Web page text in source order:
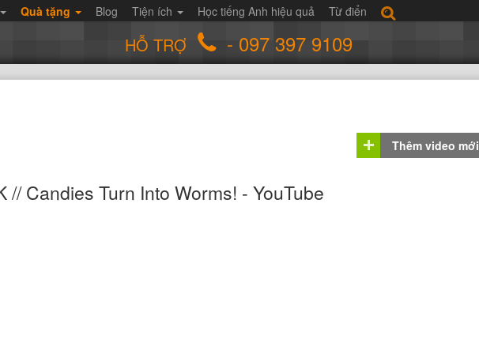
Quà tặng Blog Tiện ích Học tiếng Anh hiệu quả Từ điển
HỖ TRỢ - 097 397 9109
Thêm video mới
// Candies Turn Into Worms! - YouTube